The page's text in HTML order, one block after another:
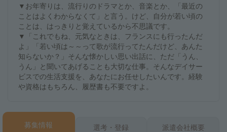
▼お年寄りは、流行りのドラマとか、音楽とか、「最近の
ことはよくわからなくて」と言う。けど、自分が若い頃の
ことは、はっきりと覚えているから不思議です。
▼「これでもね、元気なときは、フランスにも行ったんだ
よ」「若い頃は～～って歌が流行ってたんだけど、あんた
知らないか？」そんな懐かしい思い出話に、ただ「うん、
うん」と聞いてあげることも大切な仕事。そんなデイサー
ビスでの生活支援を、あなたにお任せしたいんです。経験
や資格はもちろん、履歴書も不要ですよ。
募集情報 選考・登録 派遣会社概要